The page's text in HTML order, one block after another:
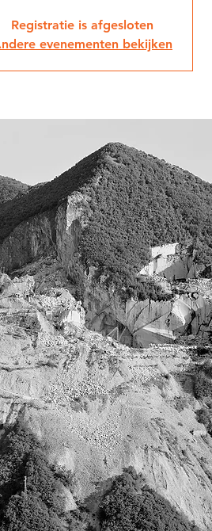
Registratie is afgesloten
evenementen bekijken